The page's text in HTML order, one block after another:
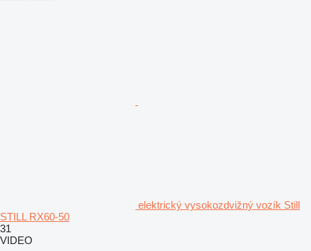
elektrický vysokozdvižný vozík Still
STILL RX60-50
31
VIDEO